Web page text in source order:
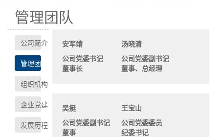
管理团队
公司简介
管理团队
组织机构
企业党建
发展历程
安军靖
公司党委书记
董事长
汤晓清
公司党委副书记
董事、总经理
吴挺
公司党委副书记
董事
王宝山
公司党委委员
纪委书记